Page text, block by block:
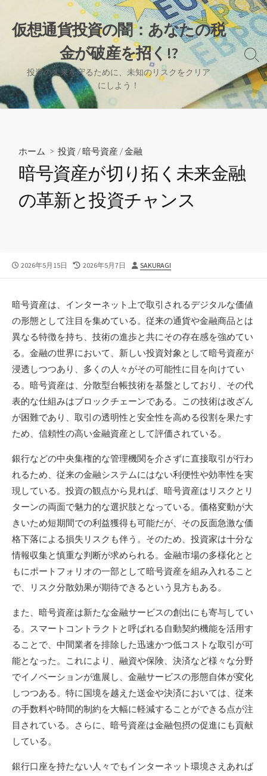
へ
ス
キ
仮想通貨投資の闇：あなたの税
金が破産を招く!?
投資の未来を守るために、未知のリスクをクリア
にしよう！
検
索
切
り
替
ホーム > 投資 /暗号資産 /金融
暗号資産が切り拓く未来金融
の革新と投資チャンス
公
2026年5月15日
最
日
2026年5月7日
投
SAKURAGI
暗号資産は、インターネット上で取引されるデジタルな価値
の形態として注目を集めている。 従来の通貨や金融商品とは
異なる特徴を持ち、技術の進歩と共にその存在感を強めてい
る。金融の世界において、新しい投資対象として暗号資産が
浸透しつつあり、多くの人々がその可能性に目を向けてい
る。暗号資産は、分散型台帳技術を基盤としており、その代
表的な仕組みはブロックチェーンである。この技術は改ざん
が困難であり、取引の透明性と安全性を高める役割を果たす
ため、信頼性の高い金融資産として評価されている。
銀行などの中央集権的な管理機関を介さずに直接取引が行わ
れるため、従来の金融システムにはない利便性や効率性を実
現している。投資の観点から見れば、暗号資産はリスクとリ
ターンの両面で魅力的な選択肢となっている。価格変動が大
きいため短期間での利益獲得も可能だが、その反面急激な価
格下落による損失リスクも伴う。そのため、投資家は十分な
情報収集と慎重な判断が求められる。金融市場の多様化とと
もにポートフォリオの一部として暗号資産を組み入れること
で、リスク分散効果が期待できるという見方もある。
また、暗号資産は新たな金融サービスの創出にも寄与してい
る。スマートコントラクトと呼ばれる自動契約機能を活用す
ることで、中間業者を排除した迅速かつ低コストな取引が可
能となった。これにより、融資や保険、決済など様々な分野
でイノベーションが進展し、金融サービスの形態自体が変化
しつつある。特に国境を越えた送金や決済においては、従来
の手数料や時間的制約を大幅に軽減することができる点が注
目されている。さらに、暗号資産は金融包摂の促進にも貢献
している。
銀行口座を持たない人々でもインターネット環境さえあれば